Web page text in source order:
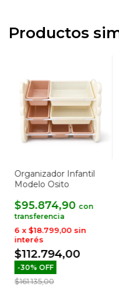
Productos
Organizador Infantil
Modelo Osito
$95.874,90 con
$112.794,00
-30% OFF
$161.135,00
6 x $18.799,00 sin
interés